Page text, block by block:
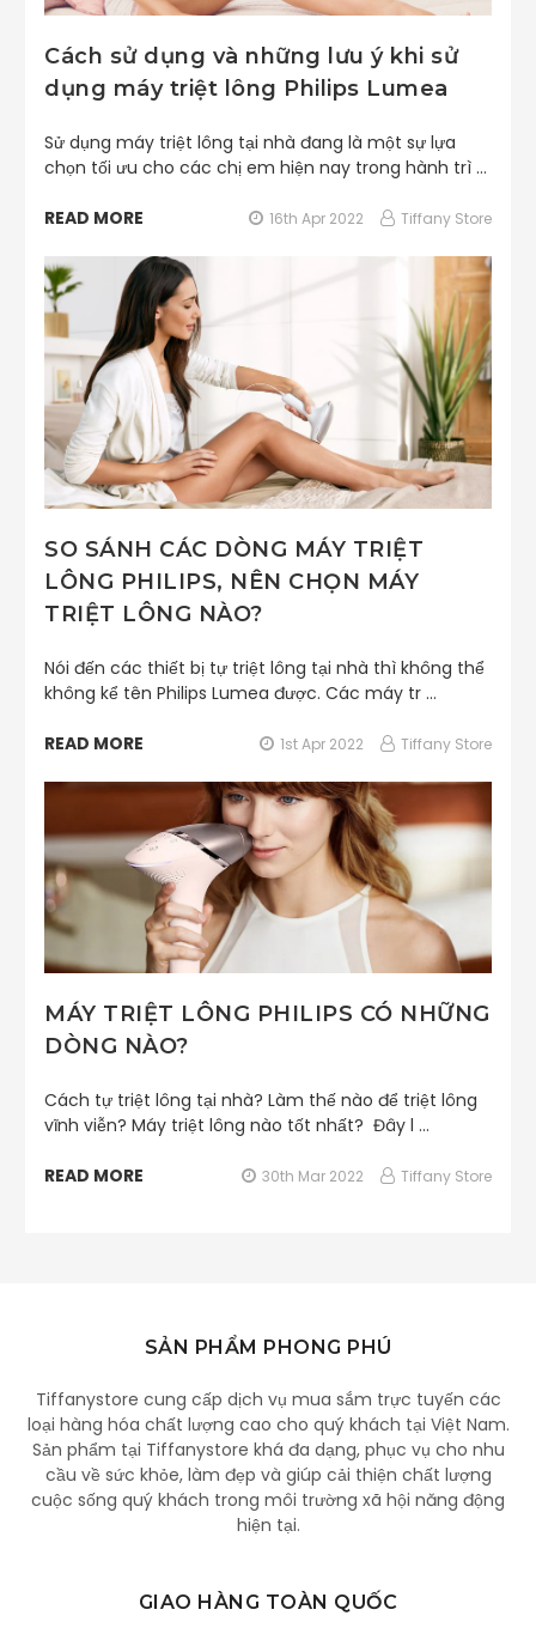
Cách sử dụng và những lưu ý khi sử
dụng máy triệt lông Philips Lumea
Sử dụng máy triệt lông tại nhà đang là một sự lựa
chọn tối ưu cho các chị em hiện nay trong hành trì …
READ MORE 16th Apr 2022 Tiffany Store
SO SÁNH CÁC DÒNG MÁY TRIỆT
LÔNG PHILIPS, NÊN CHỌN MÁY
TRIỆT LÔNG NÀO?
Nói đến các thiết bị tự triệt lông tại nhà thì không thể
không kể tên Philips Lumea được. Các máy tr …
READ MORE 1st Apr 2022 Tiffany Store
MÁY TRIỆT LÔNG PHILIPS CÓ NHỮNG
DÒNG NÀO?
Cách tự triệt lông tại nhà? Làm thế nào để triệt lông
vĩnh viễn? Máy triệt lông nào tốt nhất? Đây l …
READ MORE 30th Mar 2022 Tiffany Store
SẢN PHẨM PHONG PHÚ
Tiffanystore cung cấp dịch vụ mua sắm trực tuyến các
loại hàng hóa chất lượng cao cho quý khách tại Việt Nam.
Sản phẩm tại Tiffanystore khá đa dạng, phục vụ cho nhu
cầu về sức khỏe, làm đẹp và giúp cải thiện chất lượng
cuộc sống quý khách trong môi trường xã hội năng động
hiện tại.
GIAO HÀNG TOÀN QUỐC